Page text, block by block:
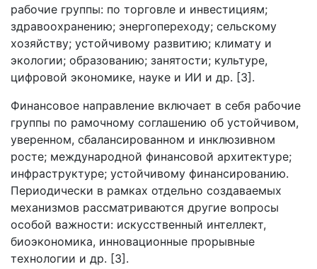
рабочие группы: по торговле и инвестициям;
здравоохранению; энергопереходу; сельскому
хозяйству; устойчивому развитию; климату и
экологии; образованию; занятости; культуре,
цифровой экономике, науке и ИИ и др. [3].
Финансовое направление включает в себя рабочие
группы по рамочному соглашению об устойчивом,
уверенном, сбалансированном и инклюзивном
росте; международной финансовой архитектуре;
инфраструктуре; устойчивому финансированию.
Периодически в рамках отдельно создаваемых
механизмов рассматриваются другие вопросы
особой важности: искусственный интеллект,
биоэкономика, инновационные прорывные
технологии и др. [3].